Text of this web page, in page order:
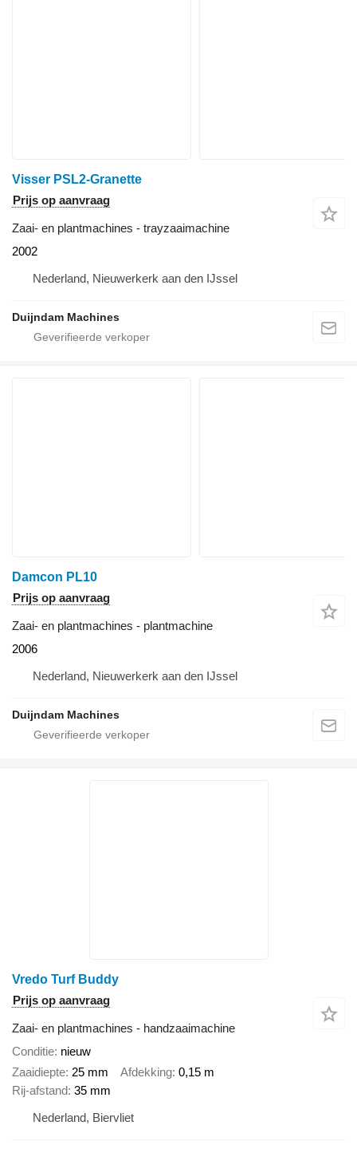
Visser PSL2-Granette
Prijs op aanvraag
Zaai- en plantmachines - trayzaaimachine
2002
Nederland, Nieuwerkerk aan den IJssel
Duijndam Machines
Damcon PL10
Prijs op aanvraag
Zaai- en plantmachines - plantmachine
2006
Nederland, Nieuwerkerk aan den IJssel
Duijndam Machines
Vredo Turf Buddy
Prijs op aanvraag
Zaai- en plantmachines - handzaaimachine
Conditie nieuw
Zaaidiepte 25 mm Afdekking 0,15 m
Rij-afstand 35 mm
Nederland, Biervliet